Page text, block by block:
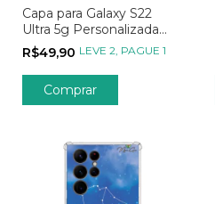
Capa para Galaxy S22
Ultra 5g Personalizada
Signos Constelação de
Câncer
R$49,90 LEVE 2, PAGUE 1